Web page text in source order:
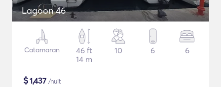
Lagoon 46
Catamaran
46 ft
14 m
10 6 6
$1,437 /nuit